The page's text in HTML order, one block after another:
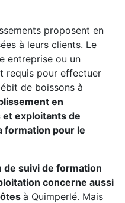
proposent en
à leurs clients. Le
entreprise ou un
requis pour effectuer
de boissons à
en
exploitants de
formation pour le
de suivi de formation
concerne aussi
à Quimperlé. Mais